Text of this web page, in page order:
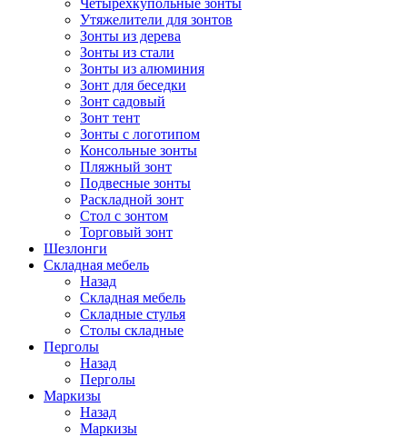
Четырехкупольные зонты
Утяжелители для зонтов
Зонты из дерева
Зонты из стали
Зонты из алюминия
Зонт для беседки
Зонт садовый
Зонт тент
Зонты с логотипом
Консольные зонты
Пляжный зонт
Подвесные зонты
Раскладной зонт
Стол с зонтом
Торговый зонт
Шезлонги
Складная мебель
Назад
Складная мебель
Складные стулья
Столы складные
Перголы
Назад
Перголы
Маркизы
Назад
Маркизы